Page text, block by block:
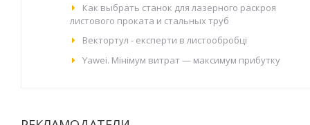
Как выбрать станок для лазерного раскроя
листового проката и стальных труб
Вектортул - експерти в листообробці
Yawei. Мінімум витрат — максимум прибутку